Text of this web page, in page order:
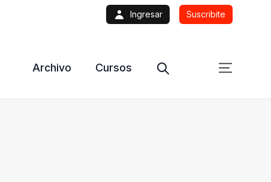
Ingresar Suscribite
Archivo Cursos